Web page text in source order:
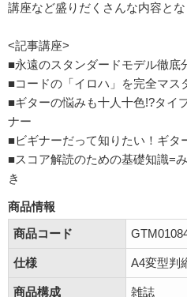
講座など盛りだくさんな内容とな
<記事講座>
■永遠のスタンダードモデル徹底
■コードの「イロハ」を完全マス
■ギターの悩みも十人十色!?タイ
ナー
■ビギナーだって知りたい！ギタ
■スコア解読のための基礎知識=
き
商品情報
商品コード
仕様 A4変型判
商品構成 雑誌